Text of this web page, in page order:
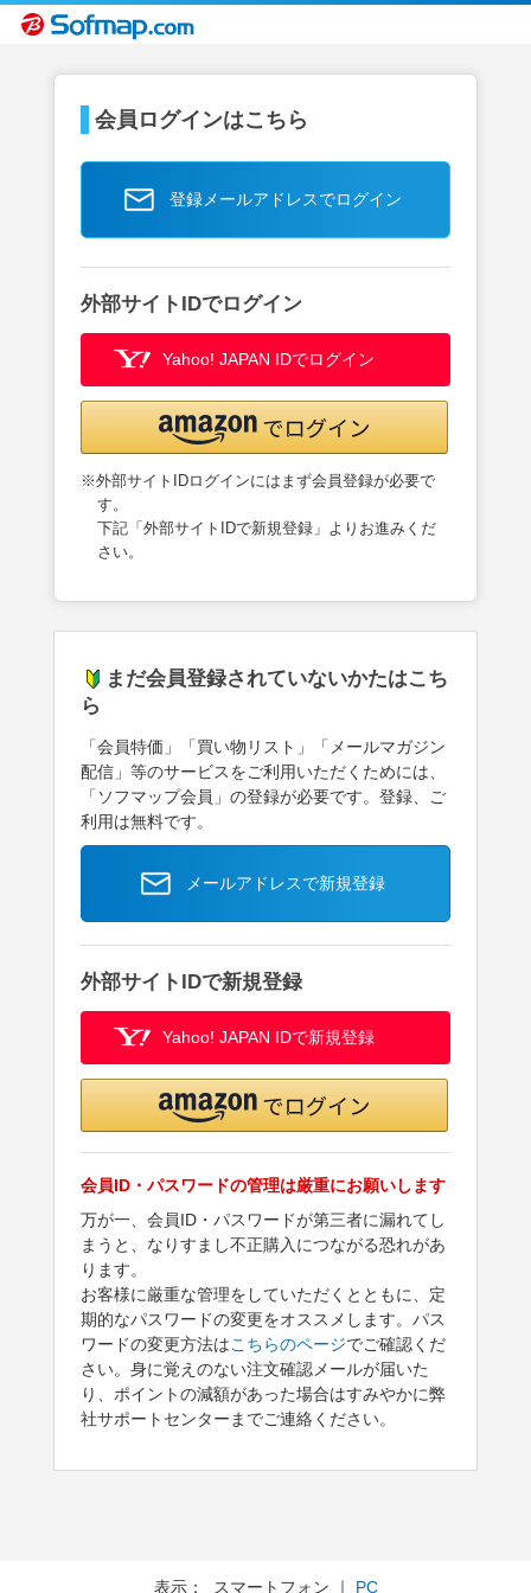
会員ログインはこちら
登録メールアドレスでログイン
外部サイトIDでログイン
Yahoo! JAPAN IDでログイン
※外部サイトIDログインにはまず会員登録が必要で
す。
下記「外部サイトIDで新規登録」よりお進みくだ
さい。
まだ会員登録されていないかたはこち
ら
「会員特価」「買い物リスト」「メールマガジン
配信」等のサービスをご利用いただくためには、
「ソフマップ会員」の登録が必要です。登録、ご
利用は無料です。
メールアドレスで新規登録
外部サイトIDで新規登録
Yahoo! JAPAN IDで新規登録
会員ID・パスワードの管理は厳重にお願いします
万が一、会員ID・パスワードが第三者に漏れてし
まうと、なりすまし不正購入につながる恐れがあ
ります。
お客様に厳重な管理をしていただくとともに、定
期的なパスワードの変更をオススメします。パス
ワードの変更方法はこちらのページでご確認くだ
さい。身に覚えのない注文確認メールが届いた
り、ポイントの減額があった場合はすみやかに弊
社サポートセンターまでご連絡ください。
表示： スマートフォン ｜ PC